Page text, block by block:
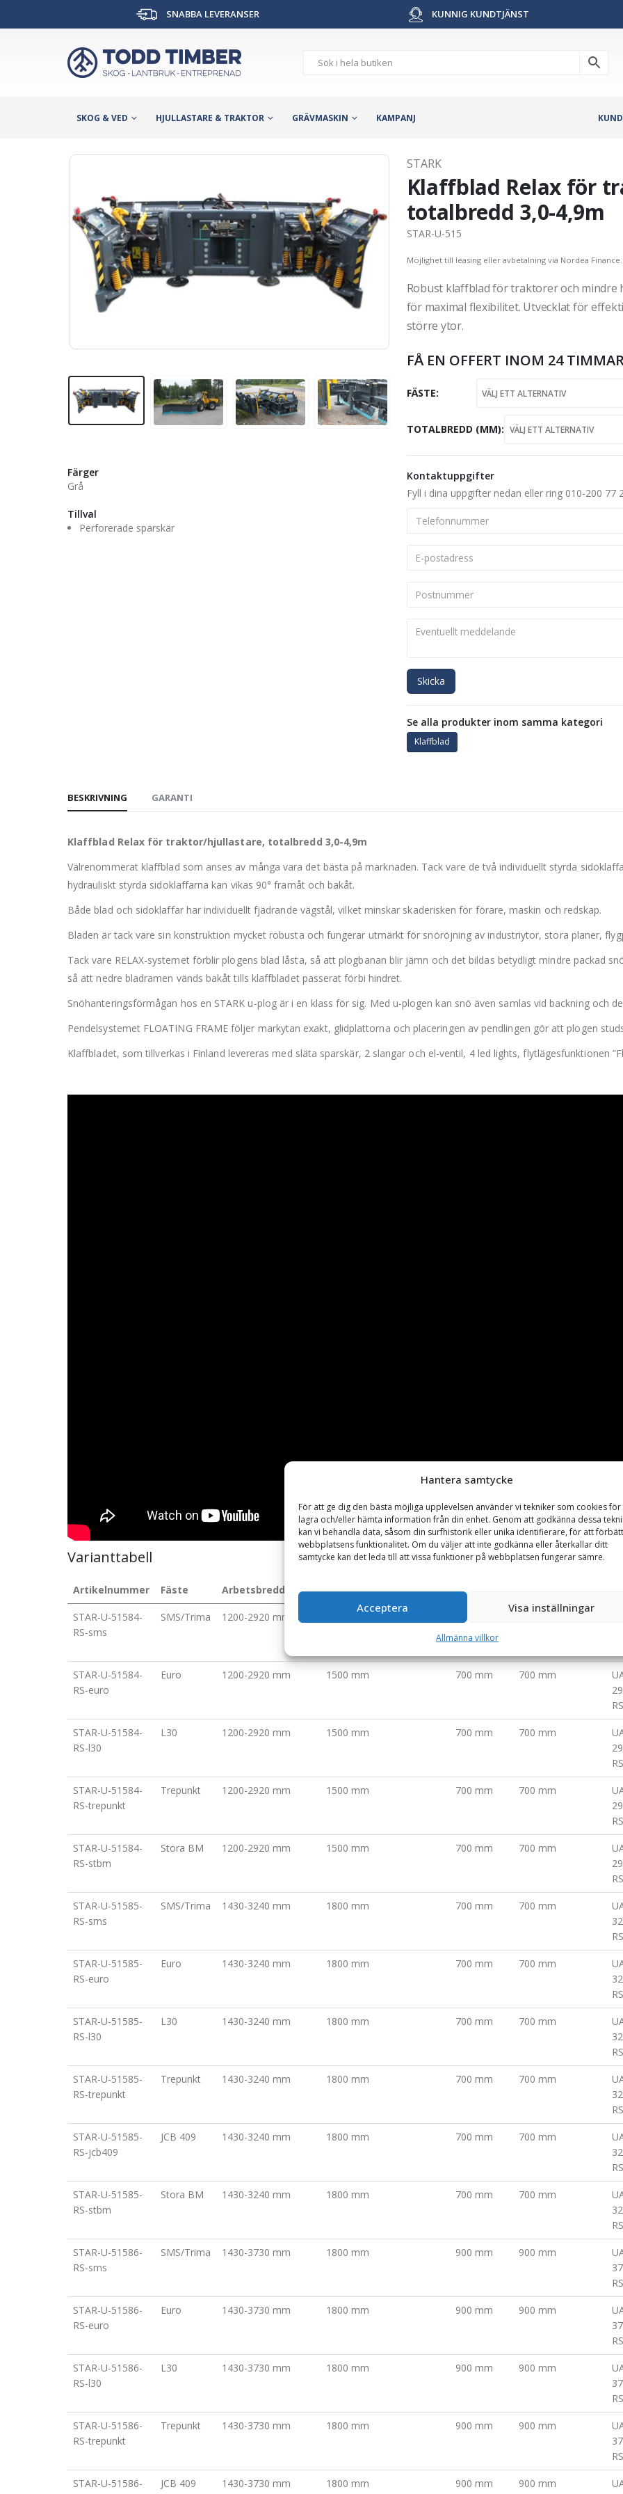
Hantera samtycke
För att ge dig den bästa möjliga upplevelsen använder vi tekniker som cookies
lagra och/eller hämta information från din enhet. Genom att godkänna dessa
kan vi behandla data, såsom din surfhistorik eller unika identifierare, för att
webbplatsens funktionalitet. Om du väljer att inte godkänna eller återkallar ditt
samtycke kan det leda till att vissa funktioner på webbplatsen fungerar sämre.
Acceptera Visa inställningar
Allmänna villkor
SNABBA LEVERANSER KUNNIG KUNDTJÄNST
SKOG & VED HJULLASTARE & TRAKTOR GRÄVMASKIN KAMPANJ
Färger
Grå
Tillval
Perforerade sparskär
STARK
Klaffblad Relax för
totalbredd 3,0-4,9m
STAR-U-515
Möjlighet till leasing eller avbetalning via Nordea Finance.
Robust klaffblad för traktorer och mindre
för maximal flexibilitet. Utvecklat för
större ytor.
FÅ EN OFFERT INOM 24
FÄSTE
TOTALBREDD (MM)
Kontaktuppgifter
Fyll i dina uppgifter nedan eller ring 010-200 77
Skicka
Se alla produkter inom samma kategori
Klaffblad
BESKRIVNING GARANTI
Klaffblad Relax för traktor/hjullastare, totalbredd 3,0-4,9m
Välrenommerat klaffblad som anses av många vara det bästa på marknaden. Tack vare de två individuellt styrda
hydrauliskt styrda sidoklaffarna kan vikas 90° framåt och bakåt.
Både blad och sidoklaffar har individuellt fjädrande vägstål, vilket minskar skaderisken för förare, maskin och redskap.
Bladen är tack vare sin konstruktion mycket robusta och fungerar utmärkt för snöröjning av industriytor, stora planer,
Tack vare RELAX-systemet förblir plogens blad låsta, så att plogbanan blir jämn och det bildas betydligt mindre packad
så att nedre bladramen vänds bakåt tills klaffbladet passerat förbi hindret.
Snöhanteringsförmågan hos en STARK u-plog är i en klass för sig. Med u-plogen kan snö även samlas vid backning och
Pendelsystemet FLOATING FRAME följer markytan exakt, glidplattorna och placeringen av pendlingen gör att plogen
Klaffbladet, som tillverkas i Finland levereras med släta sparskär, 2 slangar och el-ventil, 4 led lights, flytlägesfunktionen
Varianttabell
Artikelnummer Fäste Arbetsbredd (mm) Bredd mittenblad (mm) Höjd (mm)
STAR-U-51584-
RS-sms
SMS/Trima 1200-2920 mm 700 mm
STAR-U-51584-
RS-euro
Euro 1200-2920 mm 1500 mm 700 mm 700 mm
RS
STAR-U-51584-
RS-l30
L30 1200-2920 mm 1500 mm 700 mm 700 mm
RS
STAR-U-51584-
RS-trepunkt
Trepunkt 1200-2920 mm 1500 mm 700 mm 700 mm
RS
STAR-U-51584-
RS-stbm
Stora BM 1200-2920 mm 1500 mm 700 mm 700 mm
RS
STAR-U-51585-
RS-sms
SMS/Trima 1430-3240 mm 1800 mm 700 mm 700 mm
RS
STAR-U-51585-
RS-euro
Euro 1430-3240 mm 1800 mm 700 mm 700 mm
RS
STAR-U-51585-
RS-l30
L30 1430-3240 mm 1800 mm 700 mm 700 mm
RS
STAR-U-51585-
RS-trepunkt
Trepunkt 1430-3240 mm 1800 mm 700 mm 700 mm
RS
STAR-U-51585-
RS-jcb409
JCB 409 1430-3240 mm 1800 mm 700 mm 700 mm
RS
STAR-U-51585-
RS-stbm
Stora BM 1430-3240 mm 1800 mm 700 mm 700 mm
RS
STAR-U-51586-
RS-sms
SMS/Trima 1430-3730 mm 1800 mm 900 mm 900 mm
RS
STAR-U-51586-
RS-euro
Euro 1430-3730 mm 1800 mm 900 mm 900 mm
RS
STAR-U-51586-
RS-l30
L30 1430-3730 mm 1800 mm 900 mm 900 mm
RS
STAR-U-51586-
RS-trepunkt
Trepunkt 1430-3730 mm 1800 mm 900 mm 900 mm
RS
STAR-U-51586-
JCB 409 1430-3730 mm 1800 mm 900 mm 900 mm